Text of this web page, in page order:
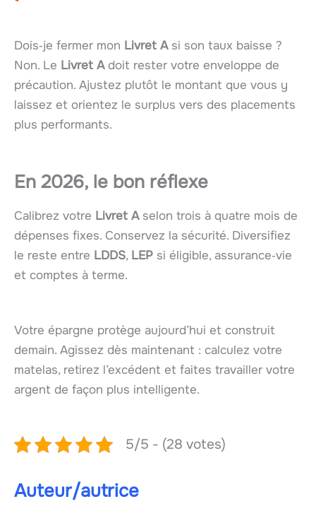
Dois‑je fermer mon Livret Asi son taux baisse ?
Non. Le Livret Adoit rester votre enveloppe de
précaution. Ajustez plutôt le montant que vous y
laissez et orientez le surplus vers des placements
plus performants.
En 2026, le bon réflexe
Calibrez votre Livret Aselon trois à quatre mois de
dépenses fixes. Conservez la sécurité. Diversifiez
le reste entre LDDS, LEP si éligible, assurance‑vie
et comptes à terme.
Votre épargne protège aujourd’hui et construit
demain. Agissez dès maintenant : calculez votre
matelas, retirez l’excédent et faites travailler votre
argent de façon plus intelligente.
5/5 - (28 votes)
Auteur/autrice